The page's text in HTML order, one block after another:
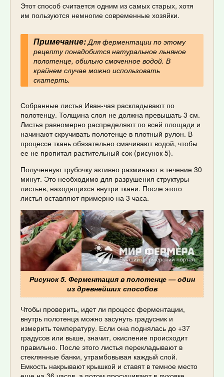
Этот способ считается одним из самых старых, хотя
им пользуются немногие современные хозяйки.
Примечание:Для ферментации по этому
рецепту понадобится натуральное льняное
полотенце, обильно смоченное водой. В
крайнем случае можно использовать
скатерть.
Собранные листья Иван-чая раскладывают по
полотенцу. Толщина слоя не должна превышать 3 см.
Листья равномерно распределяют по всей площади и
начинают скручивать полотенце в плотный рулон. В
процессе ткань обязательно смачивают водой, чтобы
ее не пропитал растительный сок (рисунок 5).
Полученную трубочку активно разминают в течение 30
минут. Это необходимо для разрушения структуры
листьев, находящихся внутри ткани. После этого
листья оставляют примерно на 3 часа.
Рисунок 5. Ферментация в полотенце — один
из древнейших способов
Чтобы проверить, идет ли процесс ферментации,
внутрь полотенца можно засунуть градусник и
измерить температуру. Если она поднялась до +37
градусов или выше, значит, окисление происходит
правильно. После этого листья перекладывают в
стеклянные банки, утрамбовывая каждый слой.
Емкость накрывают крышкой и ставят в темное место